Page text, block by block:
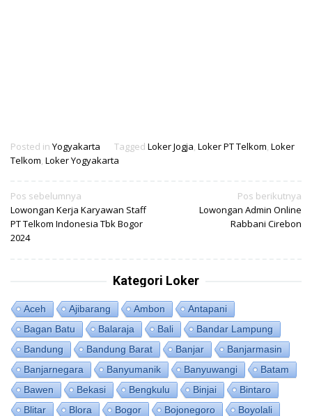
Posted in Yogyakarta Tagged Loker Jogja Loker PT Telkom Loker
Telkom Loker Yogyakarta
Navigasi
pos
Pos sebelumnya
Lowongan Kerja Karyawan Staff
PT Telkom Indonesia Tbk Bogor
2024
Pos berikutnya
Lowongan Admin Online
Rabbani Cirebon
Kategori Loker
Aceh Ajibarang Ambon
Antapani
Bagan Batu
Balaraja Bali
Bandar Lampung
Bandung
Bandung Barat Banjar
Banjarmasin
Banjarnegara
Banyumanik Banyuwangi
Batam
Bawen
Bekasi Bengkulu Binjai
Bintaro
Blitar
Blora Bogor Bojonegoro
Boyolali